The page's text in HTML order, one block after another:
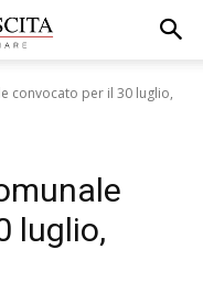
convocato per il 30 luglio,
luglio,